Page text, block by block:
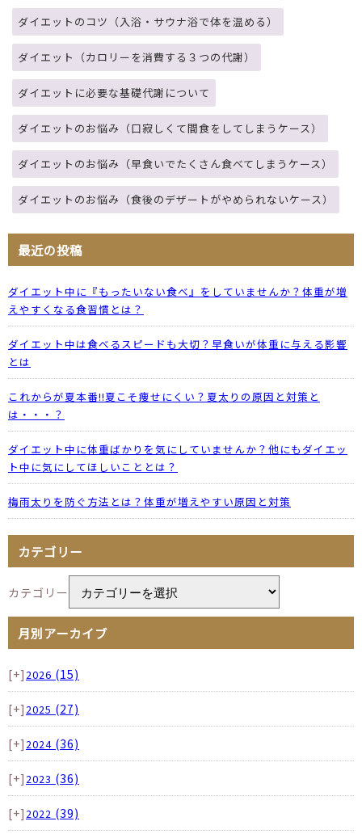
ダイエットのコツ（入浴・サウナ浴で体を温める）
ダイエット（カロリーを消費する３つの代謝）
ダイエットに必要な基礎代謝について
ダイエットのお悩み（口寂しくて間食をしてしまうケース）
ダイエットのお悩み（早食いでたくさん食べてしまうケース）
ダイエットのお悩み（食後のデザートがやめられないケース）
最近の投稿
ダイエット中に『もったいない食べ』をしていませんか？体重が増
えやすくなる食習慣とは？
ダイエット中は食べるスピードも大切？早食いが体重に与える影響
とは
これからが夏本番!!夏こそ痩せにくい？夏太りの原因と対策と
は・・・？
ダイエット中に体重ばかりを気にしていませんか？他にもダイエッ
ト中に気にしてほしいこととは？
梅雨太りを防ぐ方法とは？体重が増えやすい原因と対策
カテゴリー
カテゴリー
月別アーカイブ
[+] 2026 (15)
[+] 2025 (27)
[+] 2024 (36)
[+] 2023 (36)
[+] 2022 (39)